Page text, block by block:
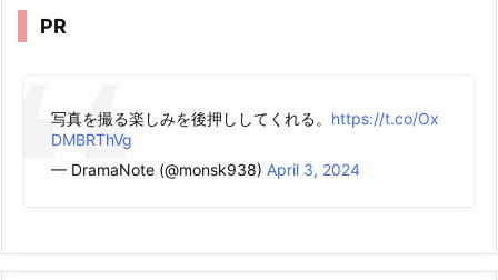
PR
写真を撮る楽しみを後押ししてくれる。 https://t.co/Ox
DMBRThVg
— DramaNote (@monsk938) April 3, 2024